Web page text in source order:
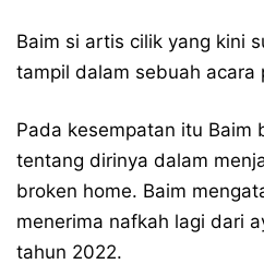
Baim si artis cilik yang kini
tampil dalam sebuah acara
Pada kesempatan itu Baim
tentang dirinya dalam
broken home. Baim
menerima nafkah lagi dari
tahun 2022.